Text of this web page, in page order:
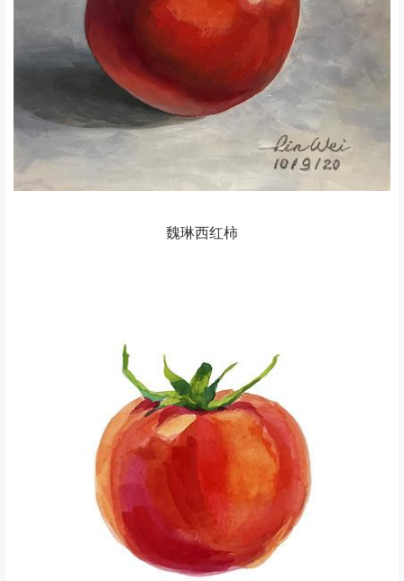
魏琳西红柿